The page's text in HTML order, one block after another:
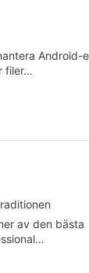
Android-
filer…
av den bästa